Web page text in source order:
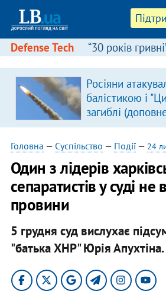
Defense Tech “30 років
Росіяни
балістикою і
загиблі
Головна — Суспільство — Події— 24
Один з лідерів
сепаратистів у суді не
провини
5 грудня суд вислухає
"батька ХНР" Юрія Апухтіна.